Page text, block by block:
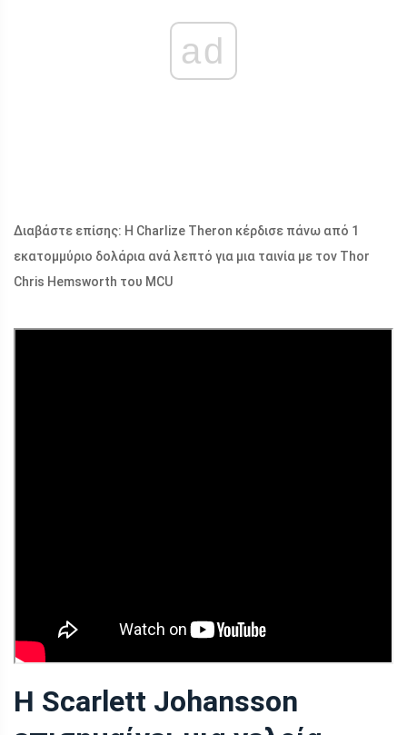
ad
Διαβάστε επίσης: Η Charlize Theron κέρδισε πάνω από 1
εκατομμύριο δολάρια ανά λεπτό για μια ταινία με τον Thor
Chris Hemsworth του MCU
Η Scarlett Johansson